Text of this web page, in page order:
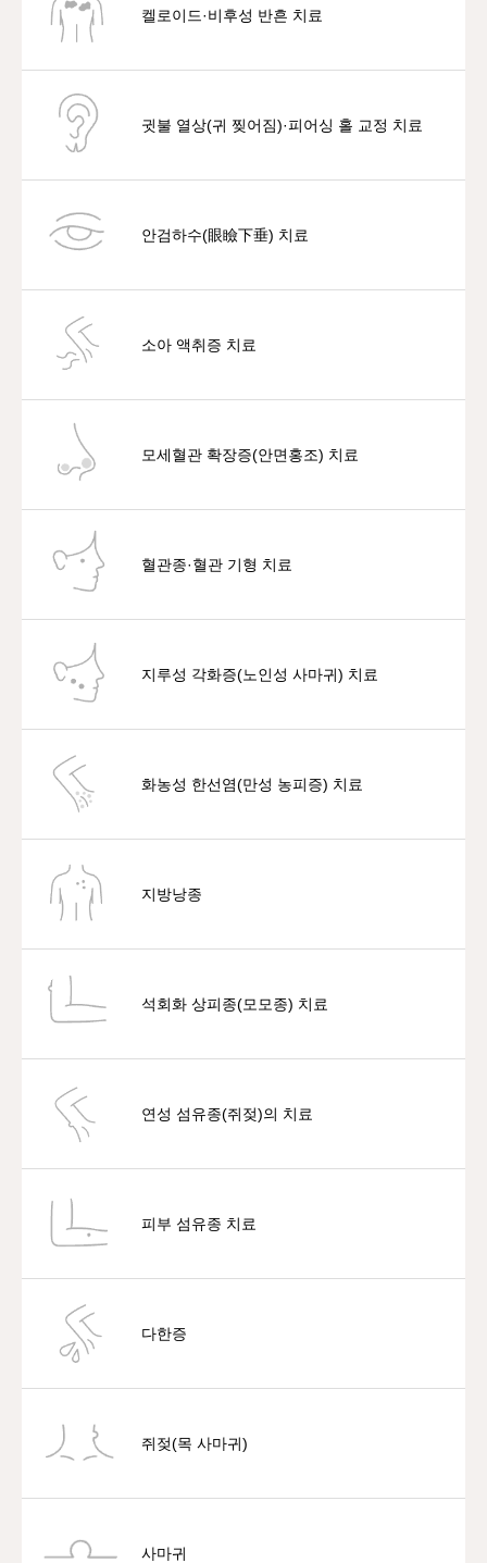
켈로이드·비후성 반흔 치료
귓불 열상(귀 찢어짐)·피어싱 홀 교정 치료
안검하수(眼瞼下垂) 치료
소아 액취증 치료
모세혈관 확장증(안면홍조) 치료
혈관종·혈관 기형 치료
지루성 각화증(노인성 사마귀) 치료
화농성 한선염(만성 농피증) 치료
지방낭종
석회화 상피종(모모종) 치료
연성 섬유종(쥐젖)의 치료
피부 섬유종 치료
다한증
쥐젖(목 사마귀)
사마귀